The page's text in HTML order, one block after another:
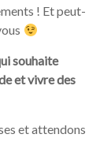
! Et peut-
souhaite
et vivre des
et attendons